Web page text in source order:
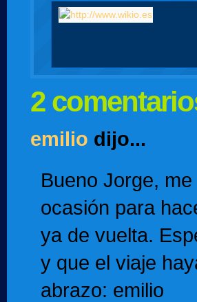
2
emilio dijo...
Bueno Jorge,
ocasión para
ya de vuelta.
y que el viaje
abrazo: emilio